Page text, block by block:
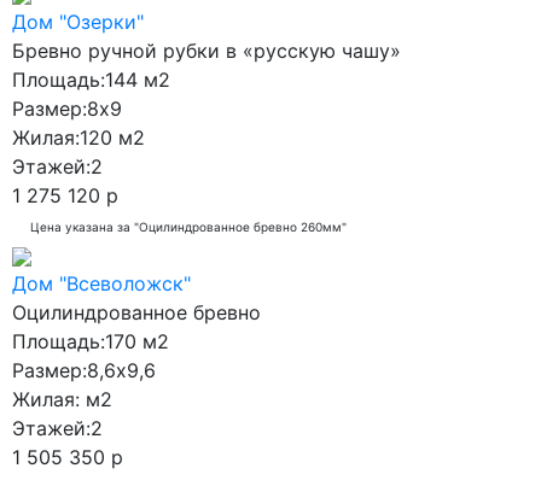
Дом "Озерки"
Бревно ручной рубки в «русскую чашу»
Площадь:144 м2
Размер:8x9
Жилая:120 м2
Этажей:2
1 275 120 р
Цена указана за "Оцилиндрованное бревно 260мм"
Дом "Всеволожск"
Оцилиндрованное бревно
Площадь:170 м2
Размер:8,6x9,6
Жилая: м2
Этажей:2
1 505 350 р